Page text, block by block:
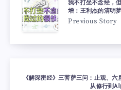
我不打坐不念经，
增：王利杰的清明
Previous Story
《解深密经》三菩萨三问：止观、六
从修行到